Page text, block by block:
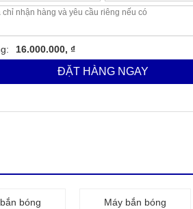
16.000.000, ₫
ĐẶT HÀNG NGAY
bóng
Máy bắn bóng